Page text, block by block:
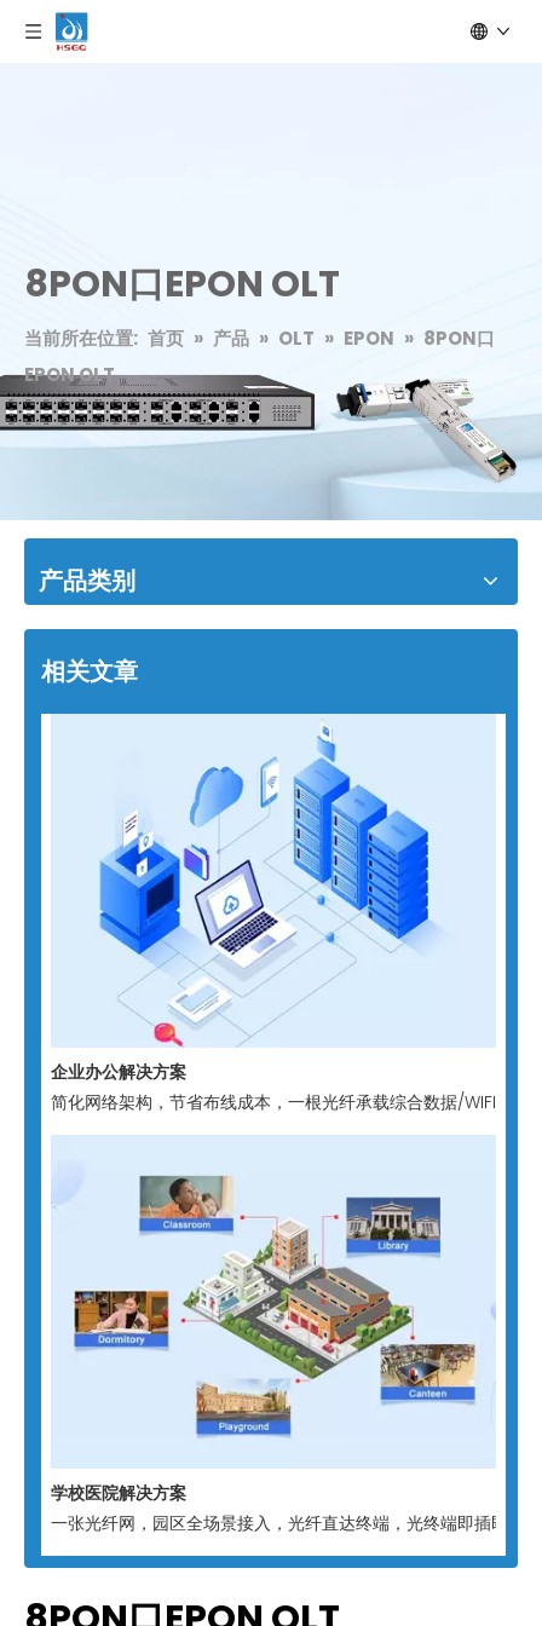
8PON口EPON OLT
当前所在位置: 首页 » 产品 » OLT » EPON » 8PON口
EPON OLT
产品类别
相关文章
企业办公解决方案
简化网络架构，节省布线成本，一根光纤承载综合数据/WIFI/语
学校医院解决方案
一张光纤网，园区全场景接入，光纤直达终端，光终端即插即用